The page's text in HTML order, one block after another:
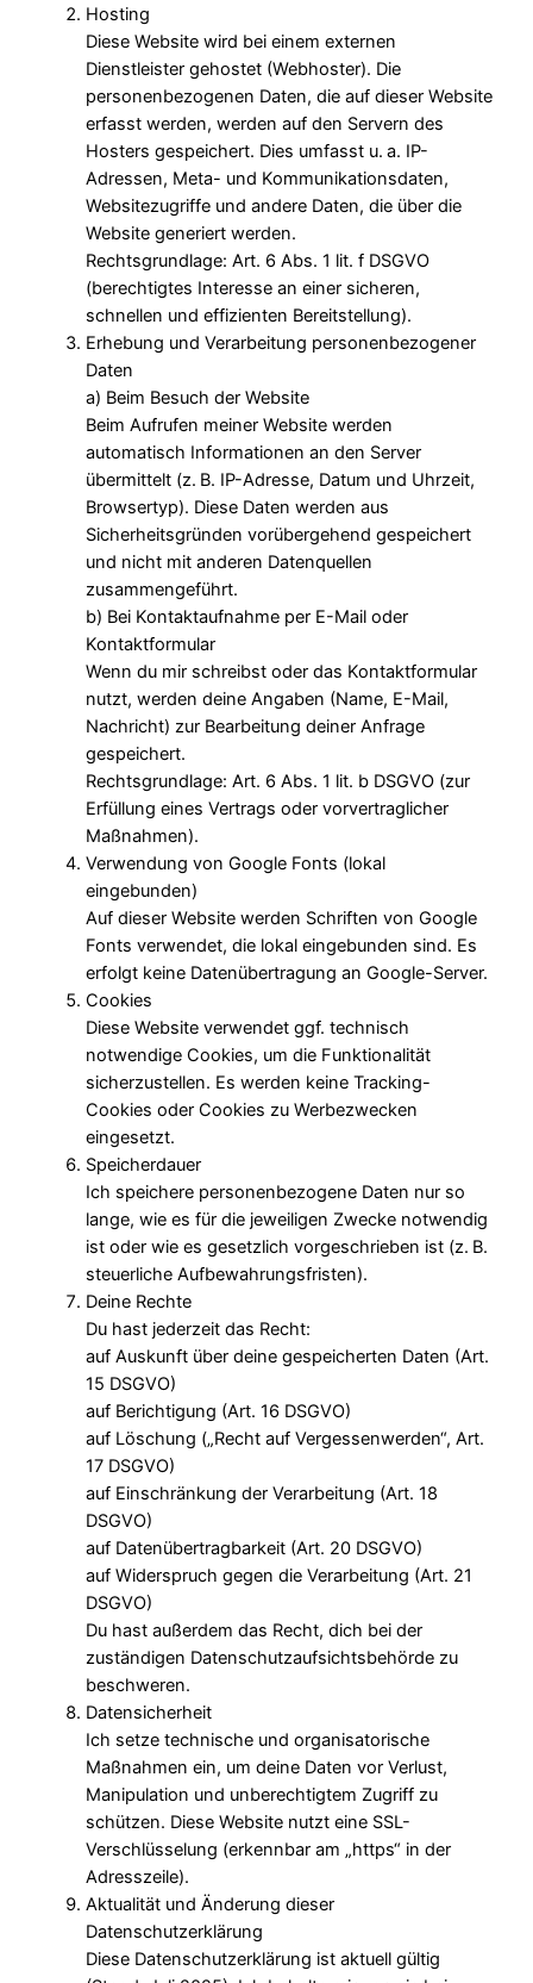
Hosting
Diese Website wird bei einem externen
Dienstleister gehostet (Webhoster). Die
personenbezogenen Daten, die auf dieser Website
erfasst werden, werden auf den Servern des
Hosters gespeichert. Dies umfasst u. a. IP-
Adressen, Meta- und Kommunikationsdaten,
Websitezugriffe und andere Daten, die über die
Website generiert werden.
Rechtsgrundlage: Art. 6 Abs. 1 lit. f DSGVO
(berechtigtes Interesse an einer sicheren,
schnellen und effizienten Bereitstellung).
Erhebung und Verarbeitung personenbezogener
Daten
a) Beim Besuch der Website
Beim Aufrufen meiner Website werden
automatisch Informationen an den Server
übermittelt (z. B. IP-Adresse, Datum und Uhrzeit,
Browsertyp). Diese Daten werden aus
Sicherheitsgründen vorübergehend gespeichert
und nicht mit anderen Datenquellen
zusammengeführt.
b) Bei Kontaktaufnahme per E-Mail oder
Kontaktformular
Wenn du mir schreibst oder das Kontaktformular
nutzt, werden deine Angaben (Name, E-Mail,
Nachricht) zur Bearbeitung deiner Anfrage
gespeichert.
Rechtsgrundlage: Art. 6 Abs. 1 lit. b DSGVO (zur
Erfüllung eines Vertrags oder vorvertraglicher
Maßnahmen).
Verwendung von Google Fonts (lokal
eingebunden)
Auf dieser Website werden Schriften von Google
Fonts verwendet, die lokal eingebunden sind. Es
erfolgt keine Datenübertragung an Google-Server.
Cookies
Diese Website verwendet ggf. technisch
notwendige Cookies, um die Funktionalität
sicherzustellen. Es werden keine Tracking-
Cookies oder Cookies zu Werbezwecken
eingesetzt.
Speicherdauer
Ich speichere personenbezogene Daten nur so
lange, wie es für die jeweiligen Zwecke notwendig
ist oder wie es gesetzlich vorgeschrieben ist (z. B.
steuerliche Aufbewahrungsfristen).
Deine Rechte
Du hast jederzeit das Recht:
auf Auskunft über deine gespeicherten Daten (Art.
15 DSGVO)
auf Berichtigung (Art. 16 DSGVO)
auf Löschung („Recht auf Vergessenwerden“, Art.
17 DSGVO)
auf Einschränkung der Verarbeitung (Art. 18
DSGVO)
auf Datenübertragbarkeit (Art. 20 DSGVO)
auf Widerspruch gegen die Verarbeitung (Art. 21
DSGVO)
Du hast außerdem das Recht, dich bei der
zuständigen Datenschutzaufsichtsbehörde zu
beschweren.
Datensicherheit
Ich setze technische und organisatorische
Maßnahmen ein, um deine Daten vor Verlust,
Manipulation und unberechtigtem Zugriff zu
schützen. Diese Website nutzt eine SSL-
Verschlüsselung (erkennbar am „https“ in der
Adresszeile).
Aktualität und Änderung dieser
Datenschutzerklärung
Diese Datenschutzerklärung ist aktuell gültig